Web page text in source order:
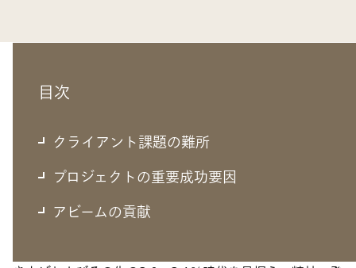
目次
クライアント課題の難所
プロジェクトの重要成功要因
アビームの貢献
クライアント課題の難所
個別最適から「グループ全体最適」へのパラダイ